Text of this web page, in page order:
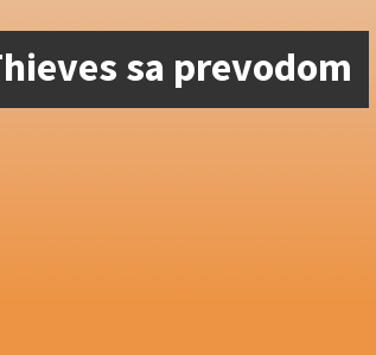
sa prevodom